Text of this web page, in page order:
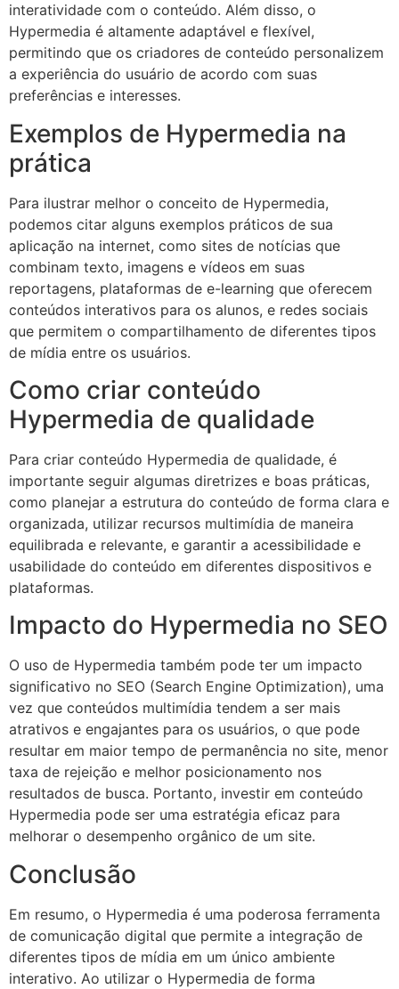
interatividade com o conteúdo. Além disso, o
Hypermedia é altamente adaptável e flexível,
permitindo que os criadores de conteúdo personalizem
a experiência do usuário de acordo com suas
preferências e interesses.
Exemplos de Hypermedia na
prática
Para ilustrar melhor o conceito de Hypermedia,
podemos citar alguns exemplos práticos de sua
aplicação na internet, como sites de notícias que
combinam texto, imagens e vídeos em suas
reportagens, plataformas de e-learning que oferecem
conteúdos interativos para os alunos, e redes sociais
que permitem o compartilhamento de diferentes tipos
de mídia entre os usuários.
Como criar conteúdo
Hypermedia de qualidade
Para criar conteúdo Hypermedia de qualidade, é
importante seguir algumas diretrizes e boas práticas,
como planejar a estrutura do conteúdo de forma clara e
organizada, utilizar recursos multimídia de maneira
equilibrada e relevante, e garantir a acessibilidade e
usabilidade do conteúdo em diferentes dispositivos e
plataformas.
Impacto do Hypermedia no SEO
O uso de Hypermedia também pode ter um impacto
significativo no SEO (Search Engine Optimization), uma
vez que conteúdos multimídia tendem a ser mais
atrativos e engajantes para os usuários, o que pode
resultar em maior tempo de permanência no site, menor
taxa de rejeição e melhor posicionamento nos
resultados de busca. Portanto, investir em conteúdo
Hypermedia pode ser uma estratégia eficaz para
melhorar o desempenho orgânico de um site.
Conclusão
Em resumo, o Hypermedia é uma poderosa ferramenta
de comunicação digital que permite a integração de
diferentes tipos de mídia em um único ambiente
interativo. Ao utilizar o Hypermedia de forma